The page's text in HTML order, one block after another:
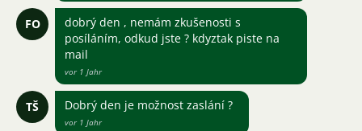
FO
dobrý den , nemám zkušenosti s
posíláním, odkud jste ? kdyztak piste na
mail
vor 1 Jahr
TŠ Dobrý den je možnost zaslání ?
vor 1 Jahr